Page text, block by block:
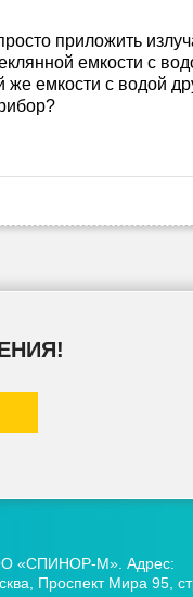
приложить
емкости с
емкости с водой
«СПИНОР-М». Адрес:
Проспект Мира 95,